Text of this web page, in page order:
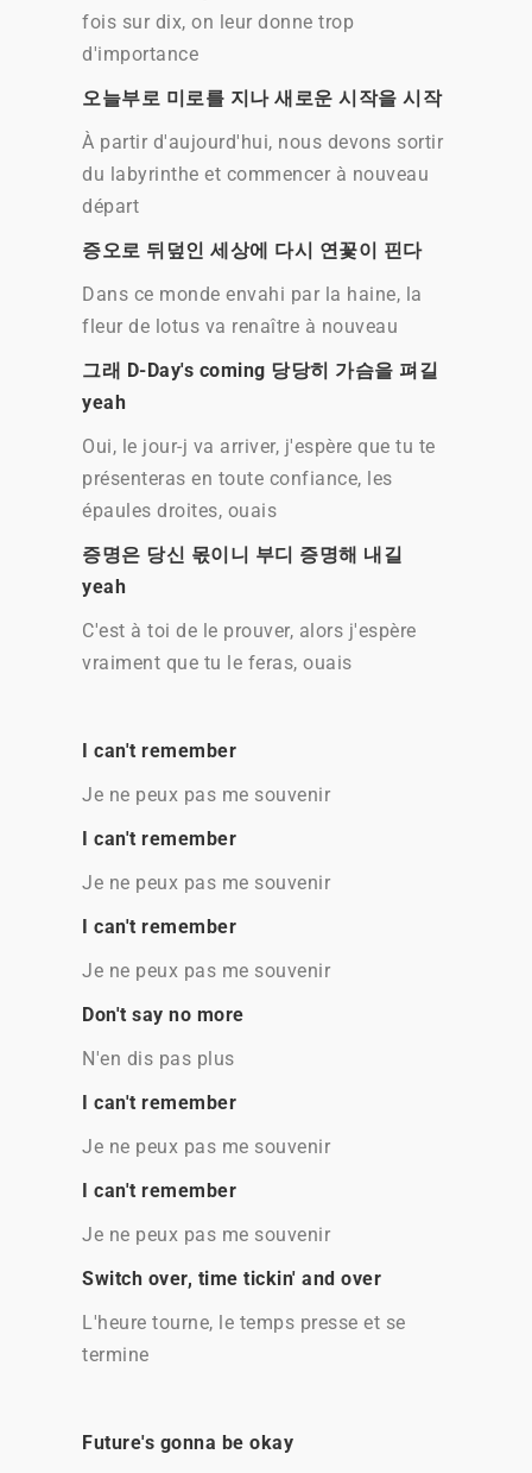
fois sur dix, on leur donne trop
d'importance
오늘부로 미로를 지나 새로운 시작을 시작
À partir d'aujourd'hui, nous devons sortir
du labyrinthe et commencer à nouveau
départ
증오로 뒤덮인 세상에 다시 연꽃이 핀다
Dans ce monde envahi par la haine, la
fleur de lotus va renaître à nouveau
그래 D-Day's coming 당당히 가슴을 펴길
yeah
Oui, le jour-j va arriver, j'espère que tu te
présenteras en toute confiance, les
épaules droites, ouais
증명은 당신 몫이니 부디 증명해 내길
yeah
C'est à toi de le prouver, alors j'espère
vraiment que tu le feras, ouais
I can't remember
Je ne peux pas me souvenir
I can't remember
Je ne peux pas me souvenir
I can't remember
Je ne peux pas me souvenir
Don't say no more
N'en dis pas plus
I can't remember
Je ne peux pas me souvenir
I can't remember
Je ne peux pas me souvenir
Switch over, time tickin' and over
L'heure tourne, le temps presse et se
termine
Future's gonna be okay